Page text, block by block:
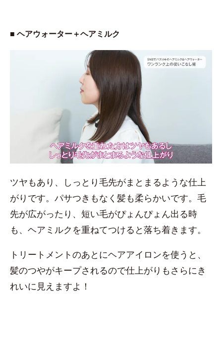
■ ヘアウォーター＋ヘアミルク
ツヤもあり、しっとり毛先がまとまるような仕上
がりです。パサつきもなく髪も柔らかいです。毛
先が広がったり、短い毛がぴょんぴょん出る時
も、ヘアミルクを重ねてつけると落ち着きます。
トリートメントのあとにヘアアイロンを使うと、
髪のつやがキープされるので仕上がりもさらにき
れいに見えますよ！